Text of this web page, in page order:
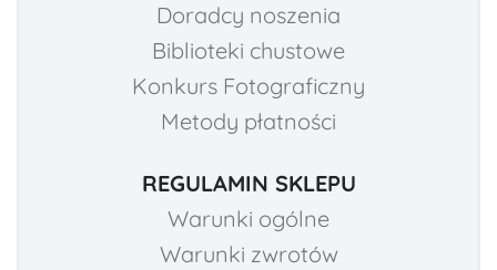
Doradcy noszenia
Biblioteki chustowe
Konkurs Fotograficzny
Metody płatności
REGULAMIN SKLEPU
Warunki ogólne
Warunki zwrotów